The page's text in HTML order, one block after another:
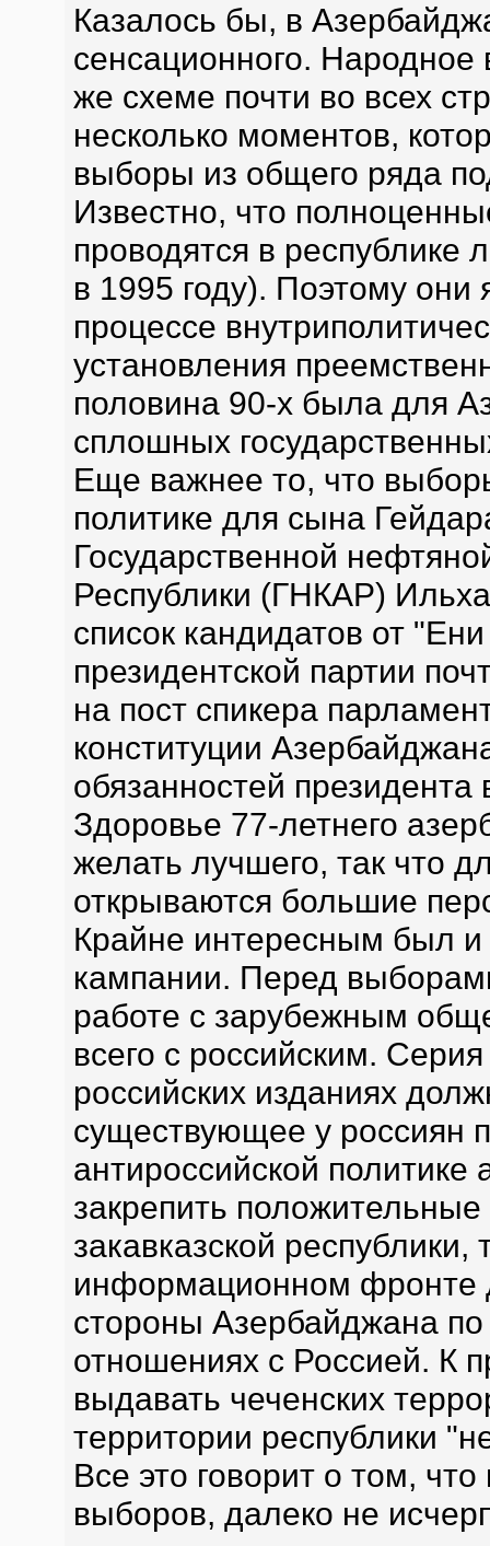
Казалось бы, в
сенсационного. Народное
же схеме почти во всех
несколько моментов,
выборы из общего ряда
Известно, что
проводятся в
в 1995 году). Поэтому они
процессе
установления
половина 90-х была для
сплошных
Еще важнее то, что
политике для сына
Государственной
Республики (ГНКАР)
список кандидатов от
президентской партии
на пост спикера
конституции
обязанностей президента
Здоровье 77-летнего
желать лучшего, так что
открываются большие
Крайне интересным был
кампании. Перед
работе с зарубежным
всего с российским.
российских изданиях
существующее у россиян
антироссийской политике
закрепить
закавказской
информационном фронте
стороны Азербайджана
отношениях с Россией. К
выдавать чеченских
территории республики
Все это говорит о том,
выборов, далеко не